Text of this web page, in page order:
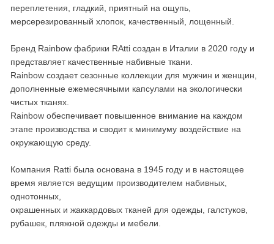
переплетения, гладкий, приятный на ощупь,
мерсерезированный хлопок, качественный, лощенный.
Бренд Rainbow фабрики RAtti создан в Италии в 2020 году и
представляет качественные набивные ткани.
Rainbow создает сезонные коллекции для мужчин и женщин,
дополненные ежемесячными капсулами на экологически
чистых тканях.
Rainbow обеспечивает повышенное внимание на каждом
этапе производства и сводит к минимуму воздействие на
окружающую среду.
Компания Ratti была основана в 1945 году и в настоящее
время является ведущим производителем набивных,
однотонных,
окрашенных и жаккардовых тканей для одежды, галстуков,
рубашек, пляжной одежды и мебели.